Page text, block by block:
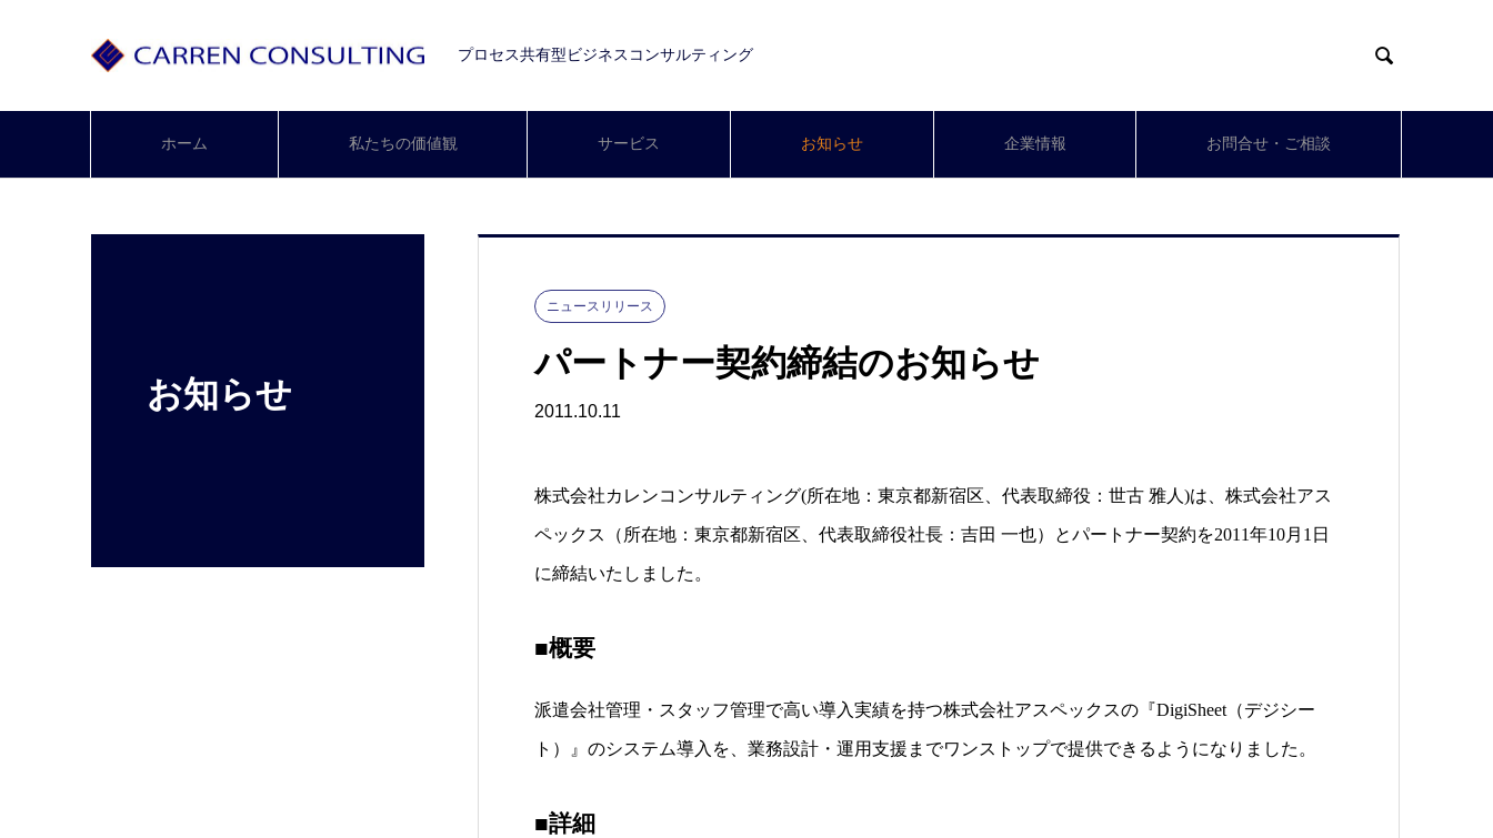
プロセス共有型ビジネスコンサルティング 
ホーム 私たちの価値観 サービス お知らせ 企業情報 お問合せ・ご相談
お知らせ
ニュースリリース
パートナー契約締結のお知らせ
2011.10.11
株式会社カレンコンサルティング(所在地：東京都新宿区、代表取締役：世古 雅人)は、株式会社アス
ペックス（所在地：東京都新宿区、代表取締役社長：吉田 一也）とパートナー契約を2011年10月1日
に締結いたしました。
■概要
派遣会社管理・スタッフ管理で高い導入実績を持つ株式会社アスペックスの『DigiSheet（デジシー
ト）』のシステム導入を、業務設計・運用支援までワンストップで提供できるようになりました。
■詳細